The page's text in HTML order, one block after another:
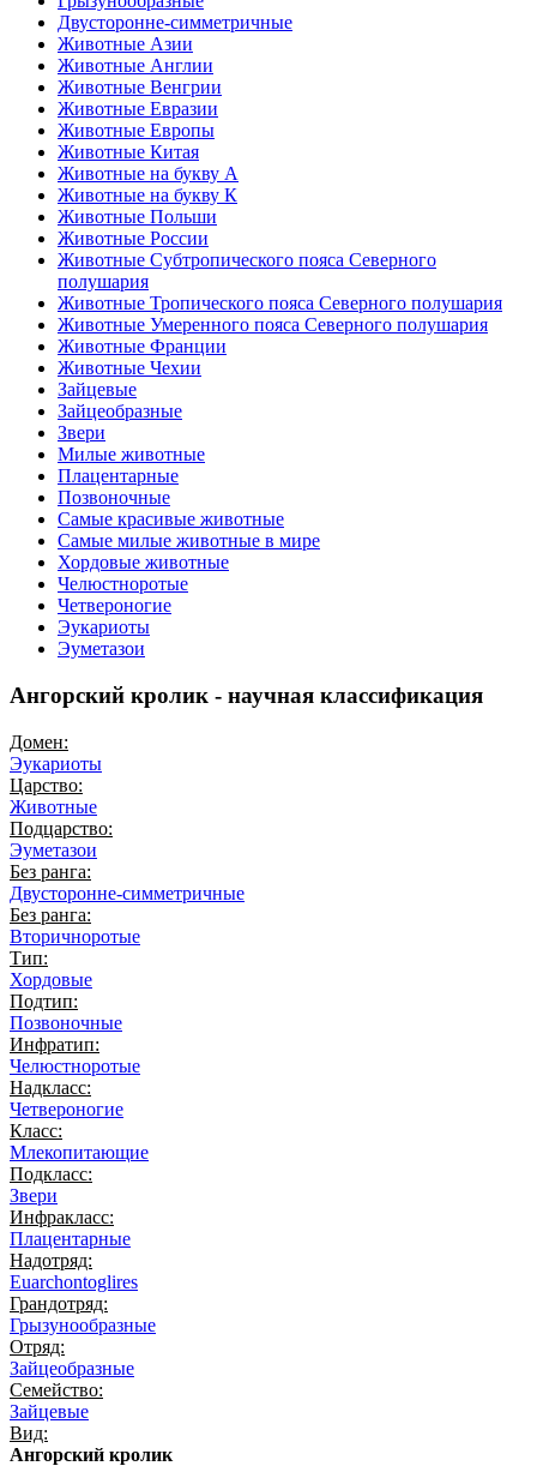
Двусторонне-симметричные
Животные Азии
Животные Англии
Животные Венгрии
Животные Евразии
Животные Европы
Животные Китая
Животные на букву А
Животные на букву К
Животные Польши
Животные России
Животные Субтропического пояса Северного
полушария
Животные Тропического пояса Северного полушария
Животные Умеренного пояса Северного полушария
Животные Франции
Животные Чехии
Зайцевые
Зайцеобразные
Звери
Милые животные
Плацентарные
Позвоночные
Самые красивые животные
Самые милые животные в мире
Хордовые животные
Челюстноротые
Четвероногие
Эукариоты
Эуметазои
Ангорский кролик - научная классификация
Домен:
Эукариоты
Царство:
Животные
Подцарство:
Эуметазои
Без ранга:
Двусторонне-симметричные
Без ранга:
Вторичноротые
Тип:
Хордовые
Подтип:
Позвоночные
Инфратип:
Челюстноротые
Надкласс:
Четвероногие
Класс:
Млекопитающие
Подкласс:
Звери
Инфракласс:
Плацентарные
Надотряд:
Euarchontoglires
Грандотряд:
Грызунообразные
Отряд:
Зайцеобразные
Семейство:
Зайцевые
Вид:
Ангорский кролик